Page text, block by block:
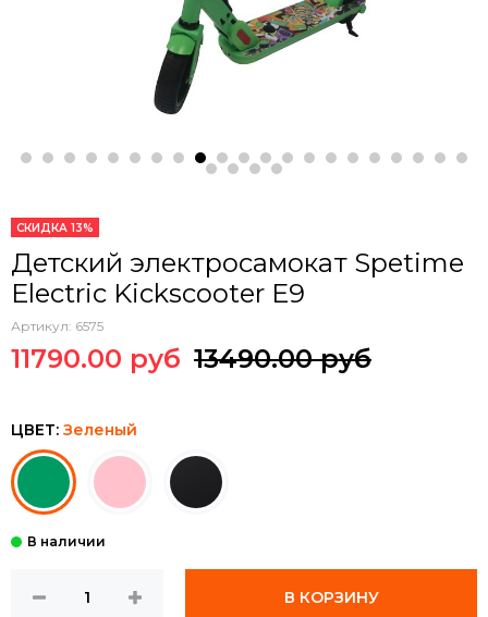
СКИДКА 13%
Детский электросамокат Spetime
Electric Kickscooter E9
Артикул: 6575
11790.00 руб 13490.00 руб
ЦВЕТ: Зеленый
В КОРЗИНУ